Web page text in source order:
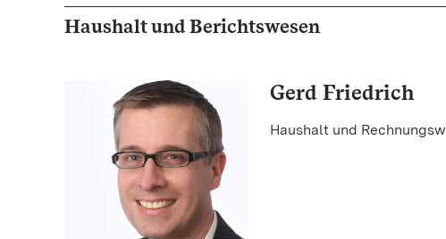
Haushalt und Berichtswesen
Gerd Friedrich
Haushalt und